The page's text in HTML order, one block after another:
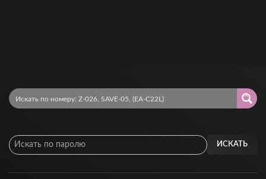
ИСКАТЬ